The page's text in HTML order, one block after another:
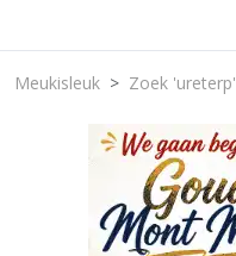
Meukisleuk Zoek 'ureterp'